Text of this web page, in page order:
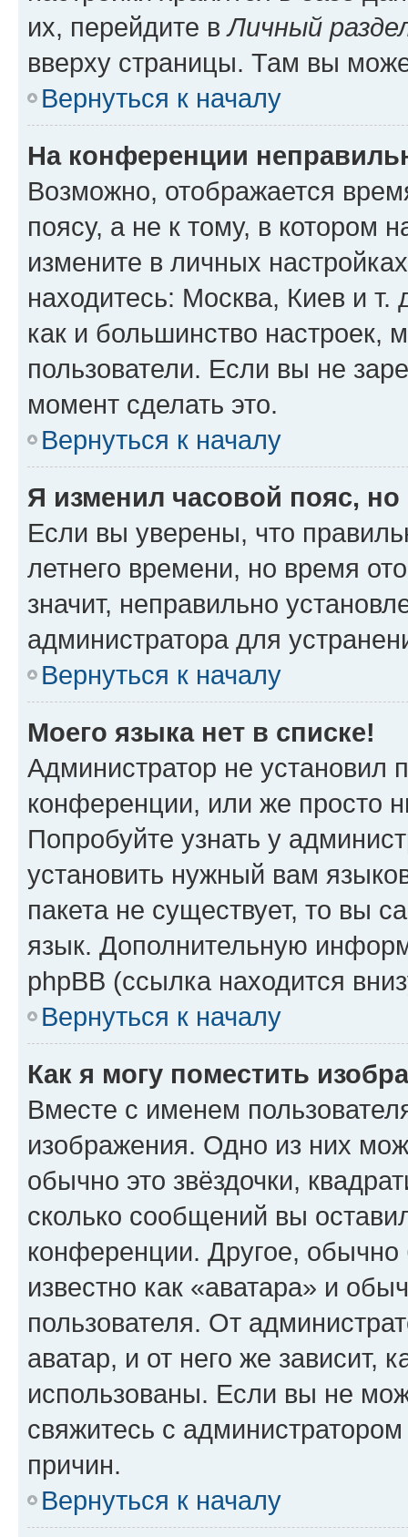
их, перейдите вЛичный
вверху страницы. Там вы
Вернуться к началу
На конференции
Возможно, отображается
поясу, а не к тому, в котором
измените в личных
находитесь: Москва, Киев и т.
как и большинство настроек,
пользователи. Если вы не
момент сделать это.
Вернуться к началу
Я изменил часовой пояс,
Если вы уверены, что
летнего времени, но время
значит, неправильно
администратора для
Вернуться к началу
Моего языка нет в списке!
Администратор не установил
конференции, или же просто
Попробуйте узнать у
установить нужный вам
пакета не существует, то вы
язык. Дополнительную
phpBB (ссылка находится
Вернуться к началу
Как я могу поместить
Вместе с именем
изображения. Одно из них
обычно это звёздочки,
сколько сообщений вы
конференции. Другое,
известно как «аватара» и
пользователя. От
аватар, и от него же зависит,
использованы. Если вы не
свяжитесь с
причин.
Вернуться к началу